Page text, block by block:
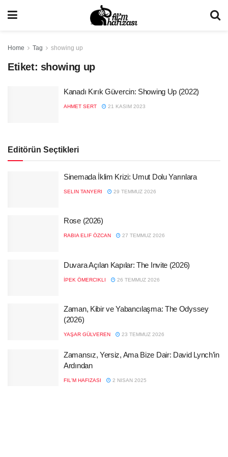
Home Tag showing up
Etiket: showing up
Kanadı Kırık Güvercin: Showing Up (2022)
AHMET SERT 21 KASIM 2023
Editörün Seçtikleri
Sinemada İklim Krizi: Umut Dolu Yarınlara
SELIN TANYERI 29 TEMMUZ 2026
Rose (2026)
RABIA ELIF ÖZCAN 27 TEMMUZ 2026
Duvara Açılan Kapılar: The Invite (2026)
İPEK ÖMERCIKLI 26 TEMMUZ 2026
Zaman, Kibir ve Yabancılaşma: The Odyssey
(2026)
YAŞAR GÜLVEREN 23 TEMMUZ 2026
Zamansız, Yersiz, Ama Bize Dair: David Lynch’in
Ardından
FIL'M HAFIZASI 2 NISAN 2025